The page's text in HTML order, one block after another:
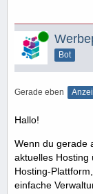
Online
Bot
Gerade eben
Hallo!
Wenn du gerade
aktuelles Hosting
Hosting-
einfache